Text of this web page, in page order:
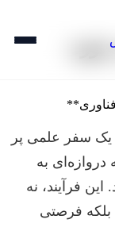
یک سفر علمی پر
به
فرآیند، نه
بلکه فرصتی